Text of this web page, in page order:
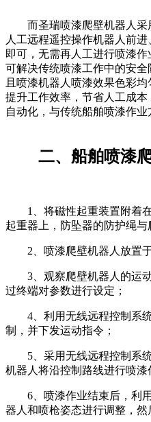
而圣瑞喷漆爬壁机器人采
人工远程遥控操作机器人前
即可，无需再人工进行喷漆
可解决传统喷漆工作中的安
且喷漆机器人喷漆效果色彩
提升工作效率，节省人工成本
自动化，与传统船舶喷漆作业
二、船舶喷漆爬
1、将磁性起重装置附着在
起重器上，防坠器的防护绳与
2、喷漆爬壁机器人放置于
3、观察爬壁机器人的运动
过终端对参数进行设定；
4、利用无线远程控制系统
制，并下发运动指令；
5、采用无线远程控制系统
机器人将沿控制路线进行喷漆
6、喷漆作业结束后，利用
器人和喷枪姿态进行调整，然